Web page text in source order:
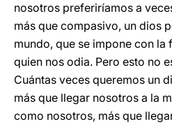
nosotros preferiríamos a
más que compasivo, un dios
mundo, que se impone con la
quien nos odia. Pero esto no
Cuántas veces queremos un
más que llegar nosotros a la
como nosotros, más que